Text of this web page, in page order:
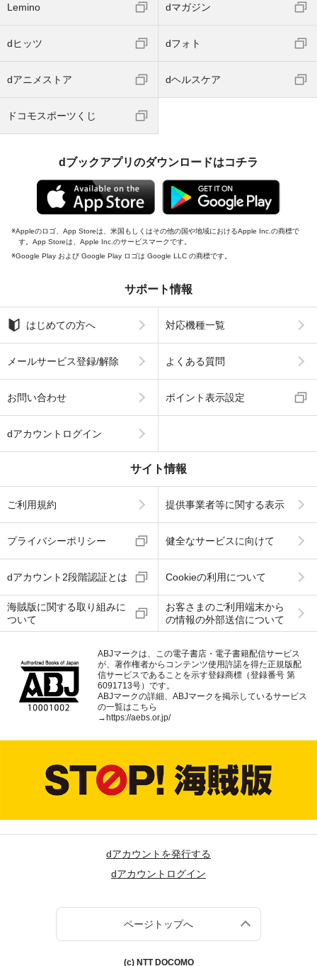
Lemino dマガジン
dヒッツ dフォト
dアニメストア dヘルスケア
ドコモスポーツくじ
dブックアプリのダウンロードはコチラ
Appleのロゴ、App Storeは、米国もしくはその他の国や地域におけるApple Inc.の商標で
す。App Storeは、Apple Inc.のサービスマークです。
Google Play および Google Play ロゴは Google LLC の商標です。
サポート情報
はじめての方へ 対応機種一覧
メールサービス登録/解除 よくある質問
お問い合わせ ポイント表示設定
dアカウントログイン
サイト情報
ご利用規約 提供事業者等に関する表示
プライバシーポリシー 健全なサービスに向けて
dアカウント2段階認証とは Cookieの利用について
海賊版に関する取り組みに
ついて
お客さまのご利用端末から
の情報の外部送信について
ABJマークは、この電子書店・電子書籍配信サービス
が、著作権者からコンテンツ使用許諾を得た正規版配
信サービスであることを示す登録商標（登録番号 第
6091713号）です。
ABJマークの詳細、ABJマークを掲示しているサービス
の一覧はこちら
→https://aebs.or.jp/
dアカウントを発行する
dアカウントログイン
ページトップへ
(c) NTT DOCOMO